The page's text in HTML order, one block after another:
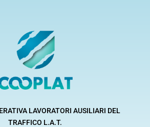
LAVORATORI AUSILIARI DEL
TRAFFICO L.A.T.